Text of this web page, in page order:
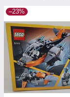
–23%